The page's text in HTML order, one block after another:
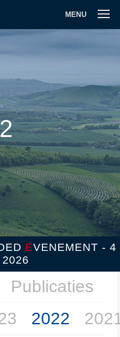
MENU
EVENEMENT - 4
Publicaties
2022